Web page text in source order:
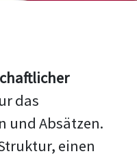
das
und Absätzen.
einen